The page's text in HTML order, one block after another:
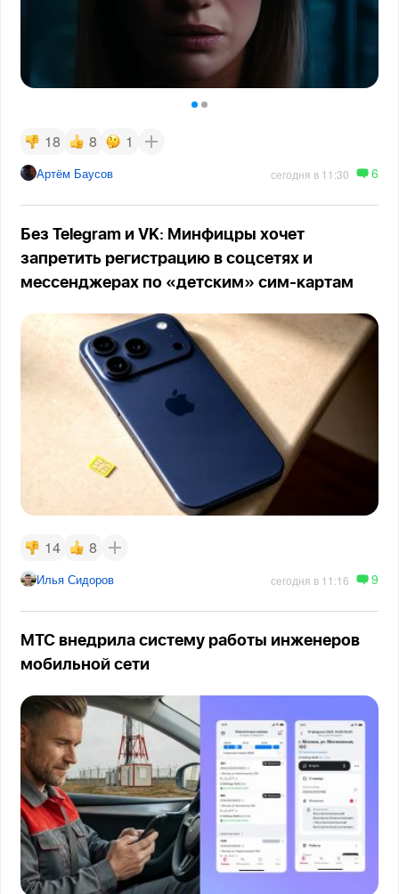
18 8 1
Артём Баусов сегодня в 11:30 6
Без Telegram и VK: Минфицры хочет
запретить регистрацию в соцсетях и
мессенджерах по «детским» сим-картам
14 8
Илья Сидоров сегодня в 11:16 9
МТС внедрила систему работы инженеров
мобильной сети